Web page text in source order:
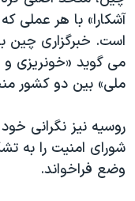
آشکارا» با هر عملی
است. خبرگزاری چین
می گوید «خونریزی و
ملی» بین دو کشور
روسیه نیز نگرانی
شورای امنیت را به
وضع فراخواند.